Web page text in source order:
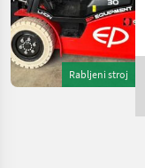
Rabljeni stroj